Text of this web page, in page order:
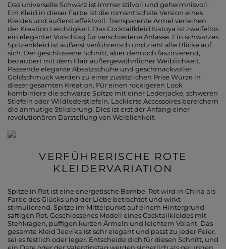
Das universelle Schwarz ist immer stilvoll und geheimnisvoll.
Ein Kleid in dieser Farbe ist die romantischste Version eines
Kleides und äußerst effektvoll. Transparente Ärmel verleihen
der Kreation Leichtigkeit. Das Cocktailkleid Natoya ist zweifellos
ein eleganter Vorschlag für verschiedene Anlässe. Ein schwarzes
Spitzenkleid ist äußerst verführerisch und zieht alle Blicke auf
sich. Der geschlossene Schnitt, aber dennoch faszinierend,
bezaubert mit dem Flair außergewöhnlicher Weiblichkeit.
Passende elegante Absatzschuhe und geschmackvoller
Goldschmuck werden zu einer zusätzlichen Prise Würze in
dieser gesamten Kreation. Für einen rockigeren Look
kombiniere die schwarze Spitze mit einer Lederjacke, schweren
Stiefeln oder Wildlederstiefeln. Lackierte Accessoires bereichern
die anmutige Stilisierung. Dies ist erst der Anfang einer
revolutionären Darstellung von Weiblichkeit.
VERFÜHRERISCHE ROTE
KLEIDERVARIATION
Spitze in Rot ist eine energetische Bombe. Rot wird in China als
Farbe des Glücks und der Liebe betrachtet und wirkt
stimulierend. Spitze im Mittelpunkt auf einem Hintergrund
saftigen Rot. Geschlossenes Modell eines Cocktailkleides mit
Stehkragen, puffigen kurzen Ärmeln und leichtem Volant. Das
gesamte Kleid Jeevika ist sehr elegant und passt zu jeder Feier,
sei es festlich oder leger. Entscheide dich für diesen Schnitt, und
ein Date oder der Valentinstag werden sicherlich als gelungen